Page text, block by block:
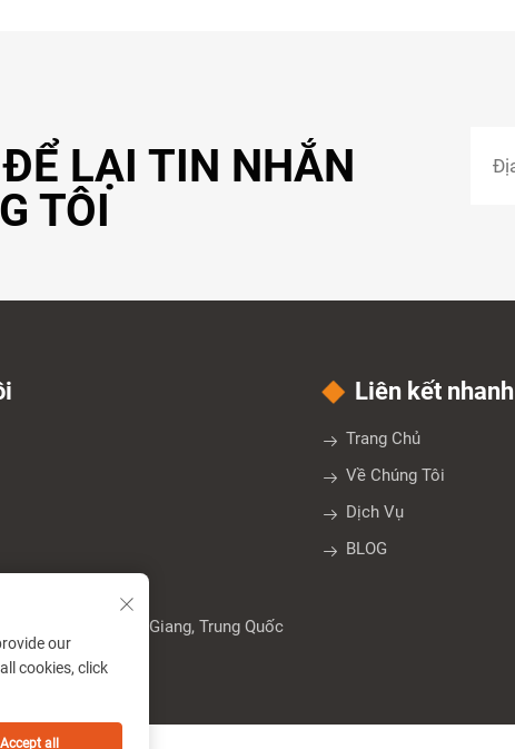
LẠI TIN NHẮN
TÔI
Yueqing, Chiết Giang, Trung Quốc
Liên kết nhanh
Trang Chủ
Về Chúng Tôi
Dịch Vụ
BLOG
our
cookies, click
Accept all